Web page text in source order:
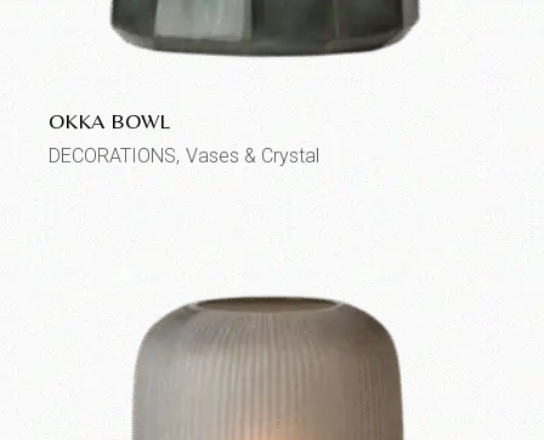
OKKA BOWL
DECORATIONS Vases & Crystal